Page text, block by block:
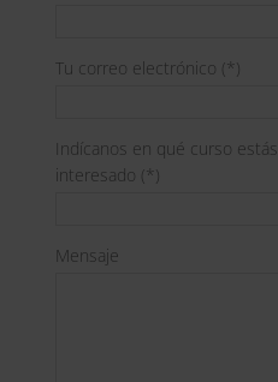
Tu correo electrónico (*)
Indícanos en qué curso estás
interesado (*)
Mensaje